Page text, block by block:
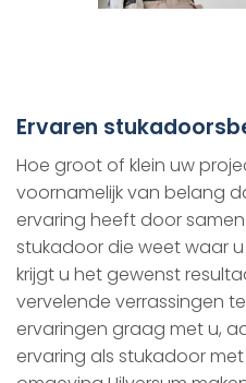
Ervaren
Hoe groot of klein uw
voornamelijk van belang
ervaring heeft door
stukadoor die weet waar
krijgt u het gewenst
vervelende verrassingen
ervaringen graag met u,
ervaring als stukadoor